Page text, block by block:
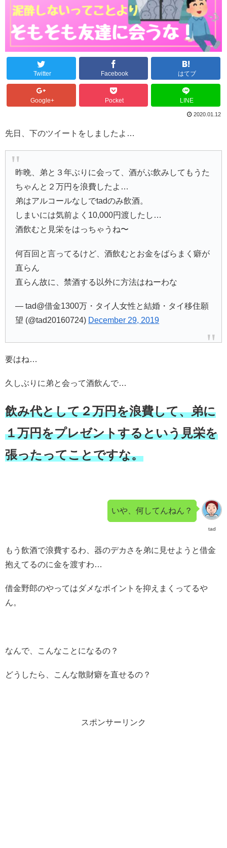
Twitter Facebook はてブ
Google+ Pocket LINE
2020.01.12
先日、下のツイートをしましたよ…
昨晩、弟と３年ぶりに会って、酒がぶ飲みしてもうた
ちゃんと２万円を浪費したよ…
弟はアルコールなしでtadのみ飲酒。
しまいには気前よく10,000円渡したし…
酒飲むと見栄をはっちゃうね〜
何百回と言ってるけど、酒飲むとお金をばらまく癖が
直らん
直らん故に、禁酒する以外に方法はねーわな
— tad@借金1300万・タイ人女性と結婚・タイ移住願
望 (@tad20160724) December 29, 2019
要はね…
久しぶりに弟と会って酒飲んで…
飲み代として２万円を浪費して、弟に
１万円をプレゼントするという見栄を
張ったってことですな。
tad
いや、何してんねん？
もう飲酒で浪費するわ、器のデカさを弟に見せようと借金
抱えてるのに金を渡すわ…
借金野郎のやってはダメなポイントを抑えまくってるや
ん。
なんで、こんなことになるの？
どうしたら、こんな散財癖を直せるの？
スポンサーリンク